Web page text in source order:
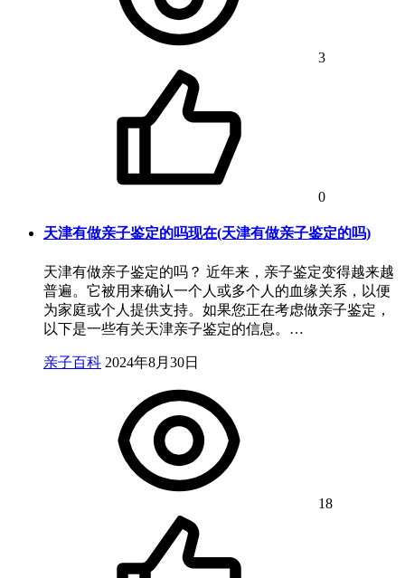
3
0
天津有做亲子鉴定的吗现在(天津有做亲子鉴定的吗)
天津有做亲子鉴定的吗？ 近年来，亲子鉴定变得越来越
普遍。它被用来确认一个人或多个人的血缘关系，以便
为家庭或个人提供支持。如果您正在考虑做亲子鉴定，
以下是一些有关天津亲子鉴定的信息。…
亲子百科 2024年8月30日
18